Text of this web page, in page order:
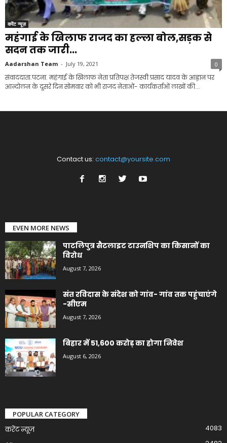
करेंट न्यूज़
महंगाई के खिलाफ राजद का हल्ला बोल,सड़क से
सदन तक जारी...
Aadarshan Team - July 19, 2021 0
संवाददाता.पटना. महंगाई के खिलाफ नेता प्रतिपक्ष तेजस्वी प्रसाद यादव के आह्वान पर
आन्दोलन के दूसरे दिन सोमवार को भी राजद नेताओं- कार्यकर्ताओं लाखों की...
Contact us: contact@yoursite.com
EVEN MORE NEWS
पाटलिपुत्र सैटलाइट टाउनशिप का किसानों का
विरोध
August 7, 2026
संत रविदास के संदेश को गांव- गांव तक पहुंचाएंगे
-सीएम
August 7, 2026
बिहार में 51,600 करोड़ का होगा निवेश
August 6, 2026
POPULAR CATEGORY
करेंट न्यूज़
4083